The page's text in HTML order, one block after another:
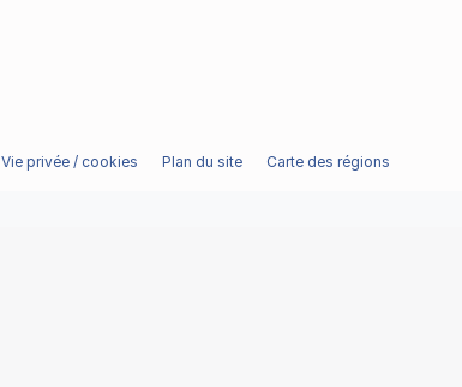
Vie privée / cookies Plan du site Carte des régions